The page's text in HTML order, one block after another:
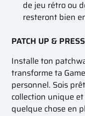
de jeu rétro ou
resteront bien
PATCH UP &
Installe ton
transforme ta
personnel. Sois
collection unique
quelque chose en